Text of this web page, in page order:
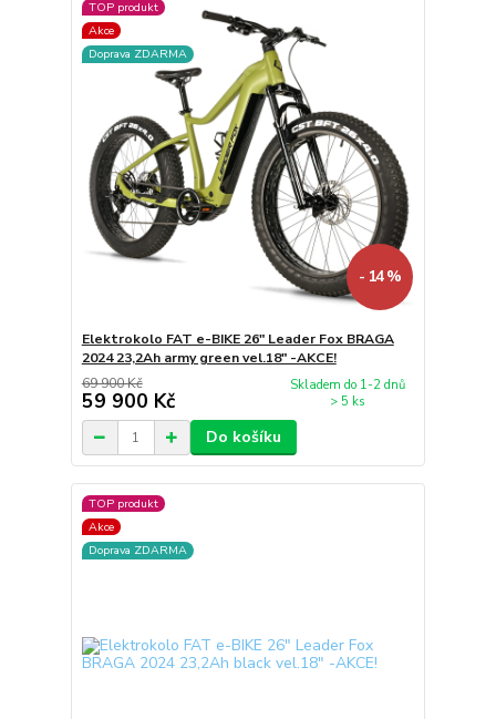
TOP produkt
Akce
Doprava ZDARMA
- 14 %
Elektrokolo FAT e-BIKE 26" Leader Fox BRAGA
2024 23,2Ah army green vel.18" -AKCE!
69 900 Kč
59 900 Kč
Skladem do 1-2 dnů
> 5 ks
Do košíku
TOP produkt
Akce
Doprava ZDARMA